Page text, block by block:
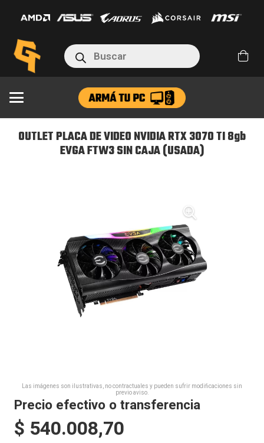
Búsqueda
de
productos
OUTLET PLACA DE VIDEO NVIDIA RTX 3070 TI 8gb
EVGA FTW3 SIN CAJA (USADA)
Las imágenes son ilustrativas, no contractuales y pueden sufrir modificaciones sin
previo aviso.
Precio efectivo o transferencia
$ 540.008,70
VIDEO
NVIDIA
RTX
3070
TI
8gb
FTW3